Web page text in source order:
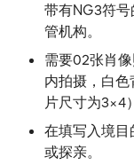
带有NG3符
管机构。
需要02张肖
内拍摄，白
片尺寸为3×4
在填写入境
或探亲。